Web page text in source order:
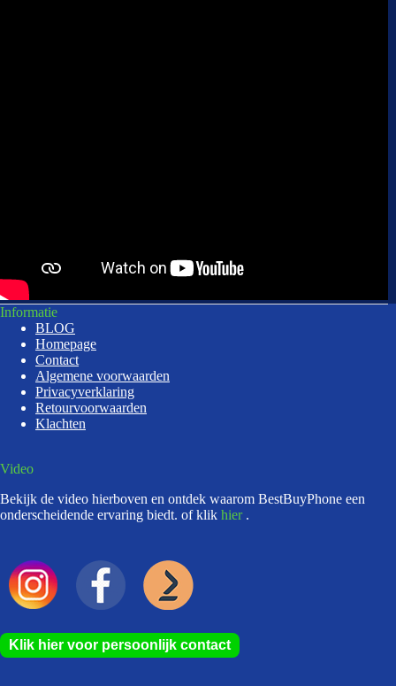
Informatie
BLOG
Homepage
Contact
Algemene voorwaarden
Privacyverklaring
Retourvoorwaarden
Klachten
Video
Bekijk de video hierboven en ontdek waarom BestBuyPhone een
onderscheidende ervaring biedt. of klik hier .
Klik hier voor persoonlijk contact